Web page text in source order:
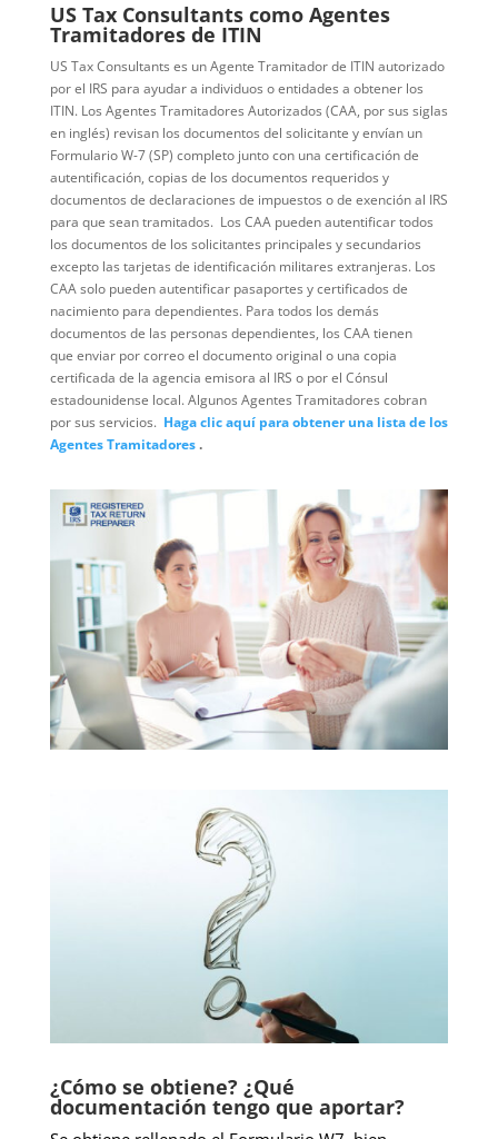
US Tax Consultants como Agentes
Tramitadores de ITIN
US Tax Consultants es un Agente Tramitador de ITIN autorizado
por el IRS para ayudar a individuos o entidades a obtener los
ITIN. Los Agentes Tramitadores Autorizados (CAA, por sus siglas
en inglés) revisan los documentos del solicitante y envían un
Formulario W-7 (SP) completo junto con una certificación de
autentificación, copias de los documentos requeridos y
documentos de declaraciones de impuestos o de exención al IRS
para que sean tramitados. Los CAA pueden autentificar todos
los documentos de los solicitantes principales y secundarios
excepto las tarjetas de identificación militares extranjeras. Los
CAA solo pueden autentificar pasaportes y certificados de
nacimiento para dependientes. Para todos los demás
documentos de las personas dependientes, los CAA tienen
que enviar por correo el documento original o una copia
certificada de la agencia emisora al IRS o por el Cónsul
estadounidense local. Algunos Agentes Tramitadores cobran
por sus servicios. Haga clic aquí para obtener una lista de los
Agentes Tramitadores.
¿Cómo se obtiene? ¿Qué
documentación tengo que aportar?